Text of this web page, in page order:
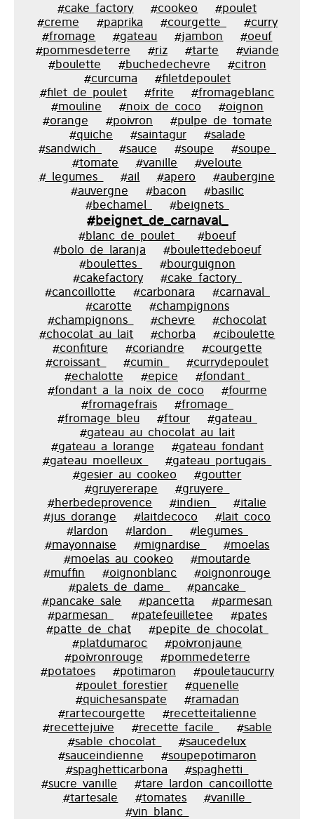
#cake_factory #cookeo
#poulet
#creme
#paprika #courgette_
#curry
#fromage
#gateau #jambon
#oeuf
#pommesdeterre
#riz #tarte
#viande
#boulette
#buchedechevre
#citron
#curcuma
#filetdepoulet
#filet_de_poulet
#frite
#fromageblanc
#mouline
#noix_de_coco
#oignon
#orange
#poivron
#pulpe_de_tomate
#quiche
#saintagur
#salade
#sandwich_
#sauce #soupe
#soupe_
#tomate
#vanille
#veloute
#_legumes_
#ail #apero
#aubergine
#auvergne
#bacon
#basilic
#bechamel_
#beignets_
#beignet_de_carnaval_
#blanc_de_poulet_
#boeuf
#bolo_de_laranja
#boulettedeboeuf
#boulettes_
#bourguignon
#cakefactory
#cake_factory_
#cancoillotte
#carbonara
#carnaval_
#carotte
#champignons
#champignons_
#chevre
#chocolat
#chocolat_au_lait
#chorba
#ciboulette
#confiture
#coriandre
#courgette
#croissant_
#cumin_
#currydepoulet
#echalotte
#epice
#fondant_
#fondant_a_la_noix_de_coco
#fourme
#fromagefrais
#fromage_
#fromage_bleu
#ftour
#gateau_
#gateau_au_chocolat_au_lait
#gateau_a_lorange
#gateau_fondant
#gateau_moelleux_
#gateau_portugais_
#gesier_au_cookeo
#goutter
#gruyererape
#gruyere_
#herbedeprovence
#indien_
#italie
#jus_dorange
#laitdecoco
#lait_coco
#lardon
#lardon_
#legumes_
#mayonnaise
#mignardise_
#moelas
#moelas_au_cookeo
#moutarde
#muffin
#oignonblanc
#oignonrouge
#palets_de_dame_
#pancake_
#pancake_sale
#pancetta
#parmesan
#parmesan_
#patefeuilletee
#pates
#patte_de_chat
#pepite_de_chocolat_
#platdumaroc
#poivronjaune
#poivronrouge
#pommedeterre
#potatoes
#potimaron
#pouletaucurry
#poulet_forestier
#quenelle
#quichesanspate
#ramadan
#rartecourgette
#recetteitalienne
#recettejuive
#recette_facile_
#sable
#sable_chocolat_
#saucedelux
#sauceindienne
#soupepotimaron
#spaghetticarbona
#spaghetti_
#sucre_vanille
#tare_lardon_cancoillotte
#tartesale
#tomates
#vanille_
#vin_blanc_